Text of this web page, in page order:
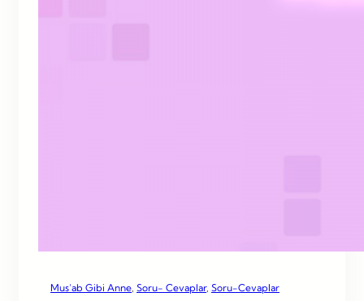
Mus’ab Gibi Anne Soru- Cevaplar, Soru-Cevaplar